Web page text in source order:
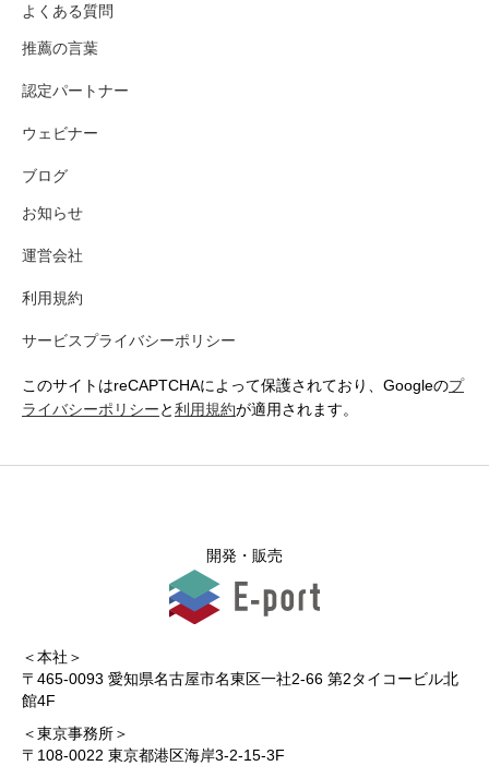
よくある質問
推薦の言葉
認定パートナー
ウェビナー
ブログ
お知らせ
運営会社
利用規約
サービスプライバシーポリシー
このサイトはreCAPTCHAによって保護されており、Googleのプ
ライバシーポリシーと利用規約が適用されます。
開発・販売
＜本社＞
〒465-0093 愛知県名古屋市名東区一社2-66 第2タイコービル北
館4F
＜東京事務所＞
〒108-0022 東京都港区海岸3-2-15-3F